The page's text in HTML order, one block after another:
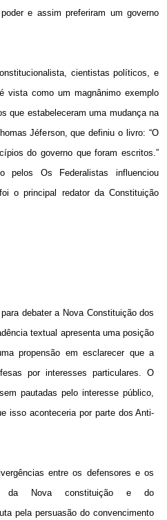
e assim preferiram um governo
cientistas políticos, e
vista como um magnânimo exemplo
que estabeleceram uma mudança na
Jéferson, que definiu o livro: “O
do governo que foram escritos.”
pelos Os Federalistas influenciou
o principal redator da Constituição
debater a Nova Constituição dos
textual apresenta uma posição
propensão em esclarecer que a
por interesses particulares. O
pautadas pelo interesse público,
isso aconteceria por parte dos Anti-
entre os defensores e os
da Nova constituição e do
pela persuasão do convencimento